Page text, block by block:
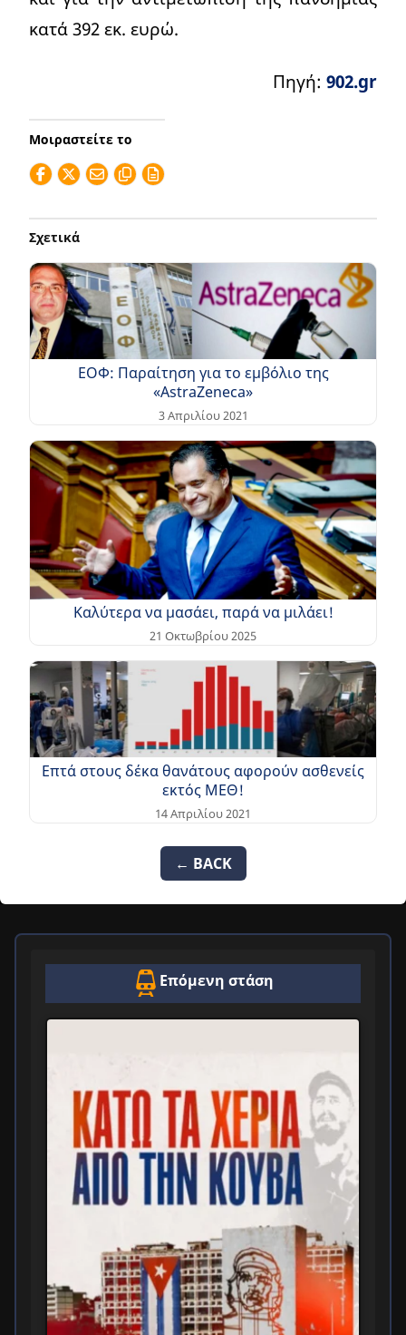
κατά 392 εκ. ευρώ.
Πηγή: 902.gr
Μοιραστείτε το
Σχετικά
ΕΟΦ: Παραίτηση για το εμβόλιο της
«AstraZeneca»
3 Απριλίου 2021
Καλύτερα να μασάει, παρά να μιλάει!
21 Οκτωβρίου 2025
Επτά στους δέκα θανάτους αφορούν ασθενείς
εκτός ΜΕΘ!
14 Απριλίου 2021
← BACK
Επόμενη στάση